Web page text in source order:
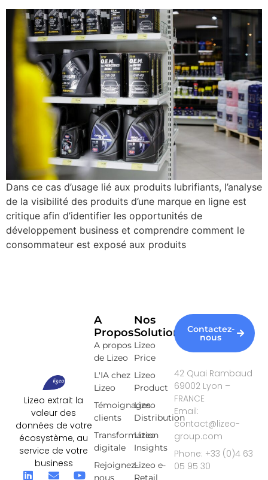
Dans ce cas d’usage lié aux produits lubrifiants, l’analyse
de la visibilité des produits d’une marque en ligne est
critique afin d’identifier les opportunités de
développement business et comprendre comment le
consommateur est exposé aux produits
Lizeo extrait la
valeur des
données de votre
écosystème, au
service de votre
business
Nos
Solutions
Lizeo
Price
Lizeo
Product
Lizeo
Distribution
Lizeo
Insights
Lizeo e-
Retail
A
Propos
A propos
de Lizeo
L'IA chez
Lizeo
Témoignages
clients
Transformation
digitale
Rejoignez-
nous
Contactez-
nous
42 Quai Rambaud
69002 Lyon –
FRANCE
Email:
contact@lizeo-
group.com
Phone: +33 (0)4 63
05 95 30